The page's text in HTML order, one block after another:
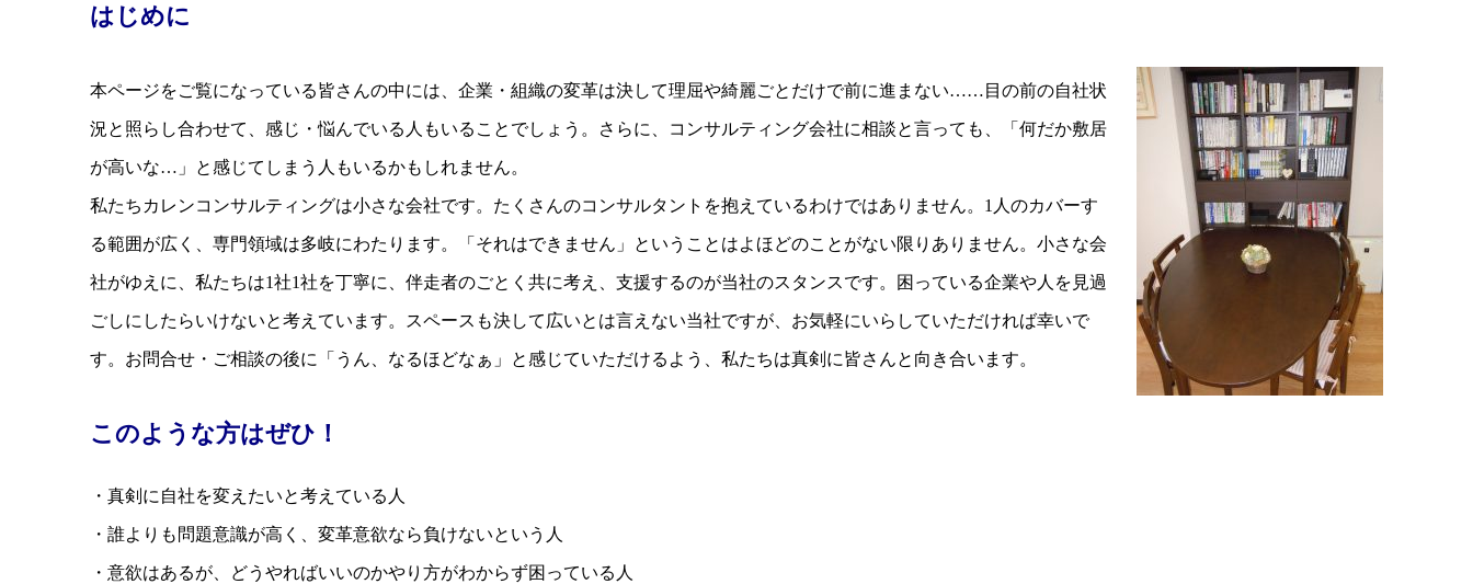
はじめに
本ページをご覧になっている皆さんの中には、企業・組織の変革は決して理屈や綺麗ごとだけで前に進まない……目の前の自社状
況と照らし合わせて、感じ・悩んでいる人もいることでしょう。さらに、コンサルティング会社に相談と言っても、「何だか敷居
が高いな…」と感じてしまう人もいるかもしれません。
私たちカレンコンサルティングは小さな会社です。たくさんのコンサルタントを抱えているわけではありません。1人のカバーす
る範囲が広く、専門領域は多岐にわたります。「それはできません」ということはよほどのことがない限りありません。小さな会
社がゆえに、私たちは1社1社を丁寧に、伴走者のごとく共に考え、支援するのが当社のスタンスです。困っている企業や人を見過
ごしにしたらいけないと考えています。スペースも決して広いとは言えない当社ですが、お気軽にいらしていただければ幸いで
す。お問合せ・ご相談の後に「うん、なるほどなぁ」と感じていただけるよう、私たちは真剣に皆さんと向き合います。
このような方はぜひ！
・真剣に自社を変えたいと考えている人
・誰よりも問題意識が高く、変革意欲なら負けないという人
・意欲はあるが、どうやればいいのかやり方がわからず困っている人